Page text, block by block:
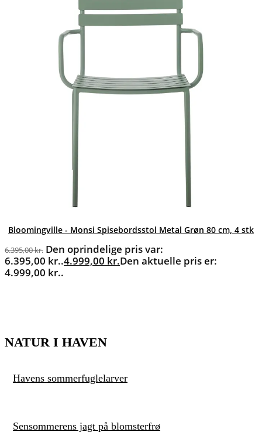
Bloomingville - Monsi Spisebordsstol Metal Grøn 80 cm, 4 stk
6.395,00kr. Den oprindelige pris var:
6.395,00 kr..4.999,00 kr.Den aktuelle pris er:
4.999,00 kr..
NATUR I HAVEN
Havens sommerfuglelarver
Sensommerens jagt på blomsterfrø